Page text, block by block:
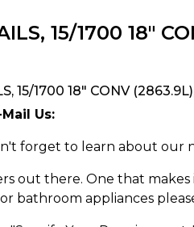
15/1700 18"
15/1700 18" CONV
Us:
forget to learn about our
out there. One that
bathroom appliances